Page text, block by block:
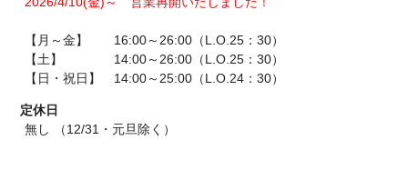
【月～金】 16:00～26:00（L.O.25：30）
【土】 14:00～26:00（L.O.25：30）
【日・祝日】 14:00～25:00（L.O.24：30）
定休日
無し （12/31・元旦除く）